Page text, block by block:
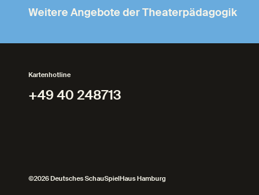
Weitere Angebote der Theaterpädagogik
Kartenhotline
+49 40 248713
©2026 Deutsches SchauSpielHaus Hamburg